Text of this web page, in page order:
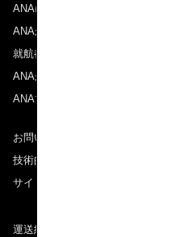
ANAについて
ANAからのお知らせ
就航都市
ANAがお約束する体験
ANAマイレージクラブ
お問い合わせ
技術的なお問い合わせ（推奨環境）
サイトマップ
運送約款